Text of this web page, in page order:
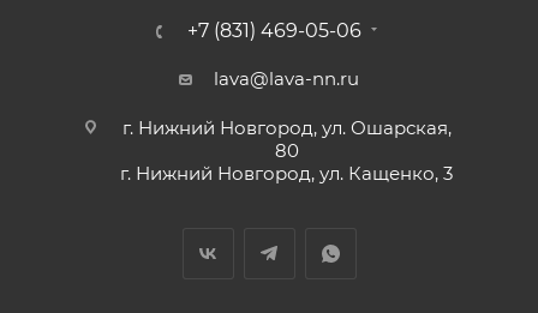
+7 (831) 469-05-06
lava@lava-nn.ru
г. Нижний Новгород, ул. Ошарская,
80
г. Нижний Новгород, ул. Кащенко, 3